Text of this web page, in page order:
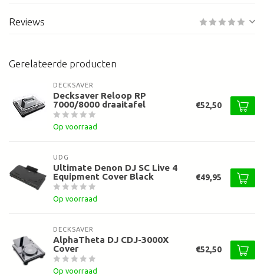
Reviews
Gerelateerde producten
DECKSAVER
Decksaver Reloop RP
7000/8000 draaitafel
Op voorraad
€52,50
UDG
Ultimate Denon DJ SC Live 4
Equipment Cover Black
Op voorraad
€49,95
DECKSAVER
AlphaTheta DJ CDJ-3000X
Cover
Op voorraad
€52,50